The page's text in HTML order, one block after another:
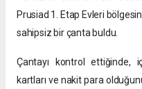
Prusiad 1. Etap Evleri
sahipsiz bir çanta buldu.
Çantayı kontrol ettiğinde,
kartları ve nakit para